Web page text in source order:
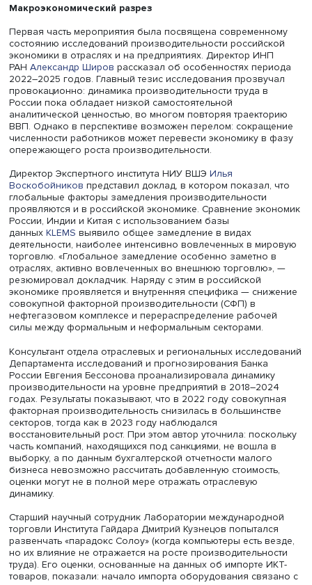
Она предостерегла от упрощенного понимания
производительности на уровень и качество жизни. «О
производительности мы чаще всего говорим в связке с
производственной эффективностью, технологиями,
роботизацией и искусственным интеллектом, а
роста благосостояния рассматриваем отдельно.
собрались, чтобы соединить эти две реальности.
анализ взаимного влияния благосостояния и
производительности станет приоритетной темой
исследований российской экономики», — отметила
Овчарова.
Макроэкономический разрез
Первая часть мероприятия была посвящена
состоянию исследований производительности
экономики в отраслях и на предприятиях. Директор
РАНАлександр Широврассказал об особенностях
2022–2025 годов. Главный тезис исследования
провокационно: динамика производительности труда в
России пока обладает низкой самостоятельной
аналитической ценностью, во многом повторяя
ВВП. Однако в перспективе возможен перелом:
численности работников может перевести экономику в
опережающего роста производительности.
Директор Экспертного института НИУ ВШЭИлья
Воскобойниковпредставил доклад, в котором
глобальные факторы замедления производительности
проявляются и в российской экономике. Сравнение
России, Индии и Китая с использованием базы
данных KLEMSвыявило общее замедление в видах
деятельности, наиболее интенсивно вовлеченных в
торговлю. «Глобальное замедление особенно заметно
отраслях, активно вовлеченных во внешнюю
резюмировал докладчик. Наряду с этим в российской
экономике проявляется и внутренняя специфика —
совокупной факторной производительности (СФП) в
нефтегазовом комплексе и перераспределение
силы между формальным и неформальным секторами.